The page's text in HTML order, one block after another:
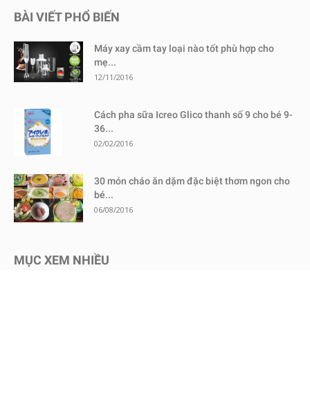
BÀI VIẾT PHỔ BIẾN
Máy xay cầm tay loại nào tốt phù hợp cho
mẹ...
12/11/2016
Cách pha sữa Icreo Glico thanh số 9 cho bé 9-
36...
02/02/2016
30 món cháo ăn dặm đặc biệt thơm ngon cho
bé...
06/08/2016
MỤC XEM NHIỀU